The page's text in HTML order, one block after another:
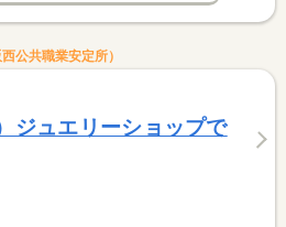
公共職業安定所）
ジュエリーショップで